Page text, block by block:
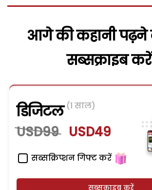
आगे की कहानी पढ़ने
सब्सक्राइब करें
डिजिटल (1 साल)
USD99 USD49
सब्सक्रिप्शन गिफ्ट करें
सब्सक्राइब करें